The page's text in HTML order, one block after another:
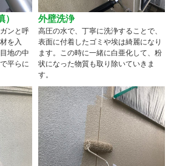
ンと呼
を入
地の中
平らに
外壁洗浄
高圧の水で、丁寧に洗浄することで、
表面に付着したゴミや埃は綺麗になり
ます。この時に一緒に白亜化して、粉
状になった物質も取り除いていきま
す。